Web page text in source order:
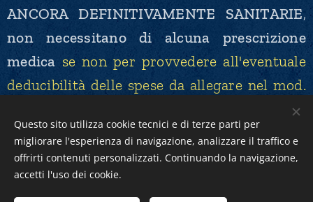
ANCORA DEFINITIVAMENTE SANITARIE,
non necessitano dialcuna prescrizione
medica se non per provvedere all'eventuale
deducibilità delle spese da allegare nel mod.
valevole solo per le prestazioni
Chiropratiche).
Dr. Lorenzo Grosset, DC, DO, PhD, BSc, M.FELCON
Questo sito utilizza cookie tecnici e di terze parti per
migliorare l'esperienza di navigazione, analizzare il traffico e
offrirti contenuti personalizzati. Continuando la navigazione,
accetti l'uso dei cookie.